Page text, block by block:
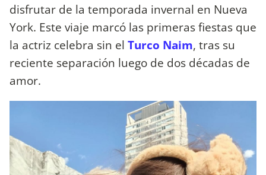
disfrutar de la temporada invernal en Nueva
York. Este viaje marcó las primeras fiestas que
la actriz celebra sin el Turco Naim, tras su
reciente separación luego de dos décadas de
amor.